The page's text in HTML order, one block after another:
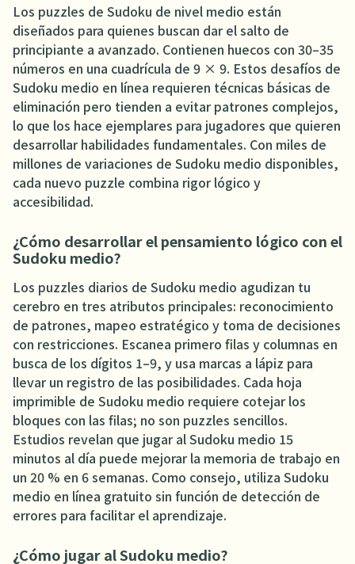
Los puzzles de Sudoku de nivel medio están
diseñados para quienes buscan dar el salto de
principiante a avanzado. Contienen huecos con 30–35
números en una cuadrícula de 9 × 9. Estos desafíos de
Sudoku medio en línea requieren técnicas básicas de
eliminación pero tienden a evitar patrones complejos,
lo que los hace ejemplares para jugadores que quieren
desarrollar habilidades fundamentales. Con miles de
millones de variaciones de Sudoku medio disponibles,
cada nuevo puzzle combina rigor lógico y
accesibilidad.
¿Cómo desarrollar el pensamiento lógico con el
Sudoku medio?
Los puzzles diarios de Sudoku medio agudizan tu
cerebro en tres atributos principales: reconocimiento
de patrones, mapeo estratégico y toma de decisiones
con restricciones. Escanea primero filas y columnas en
busca de los dígitos 1–9, y usa marcas a lápiz para
llevar un registro de las posibilidades. Cada hoja
imprimible de Sudoku medio requiere cotejar los
bloques con las filas; no son puzzles sencillos.
Estudios revelan que jugar al Sudoku medio 15
minutos al día puede mejorar la memoria de trabajo en
un 20 % en 6 semanas. Como consejo, utiliza Sudoku
medio en línea gratuito sin función de detección de
errores para facilitar el aprendizaje.
¿Cómo jugar al Sudoku medio?